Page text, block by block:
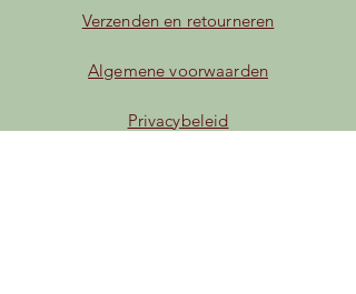
Verzenden en retourneren
Algemene voorwaarden
Privacybeleid